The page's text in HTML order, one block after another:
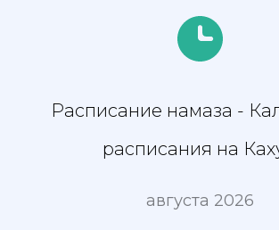
Расписание намаза -
расписания на
августа 2026